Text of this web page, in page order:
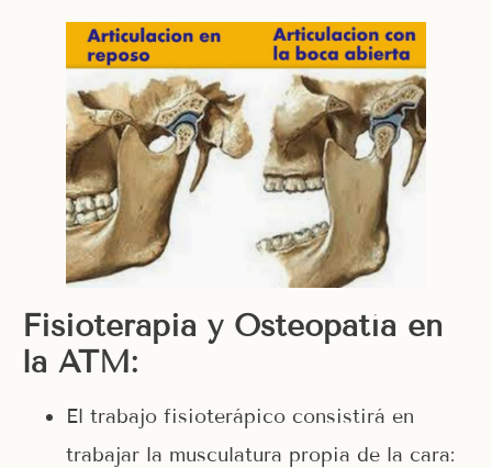
Fisioterapia y Osteopatía en
la ATM:
El trabajo fisioterápico consistirá en
trabajar la musculatura propia de la cara: